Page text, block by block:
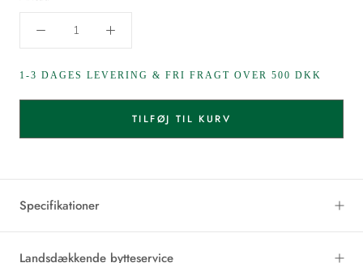
1-3 DAGES LEVERING & FRI FRAGT OVER 500 DKK
TILFØJ TIL KURV
Specifikationer
Landsdækkende bytteservice